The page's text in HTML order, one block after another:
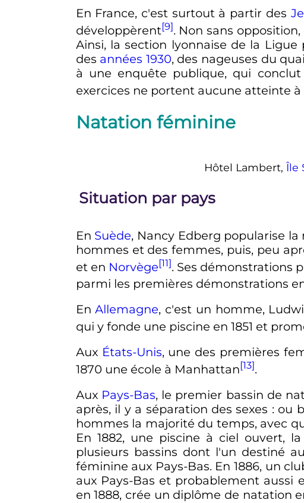
En France, c'est surtout à partir des
développèrent[9]. Non sans
Ainsi, la section lyonnaise de la
des années 1930, des nageuses du
à une enquête publique, qui
exercices ne portent aucune atteinte
Natation féminine
Hôtel Lambert, Île
Situation par pays
En Suède, Nancy Edberg popularise
hommes et des femmes, puis, peu
et en Norvège[11]. Ses démonstrations
parmi les premières démonstrations
EnAllemagne, c'est un homme,
qui y fonde une piscine en 1851 et
Aux États-Unis, une des premières
1870 une école à Manhattan[13].
Aux Pays-Bas, le premier bassin de
après, il y a séparation des sexes : ou
hommes la majorité du temps, avec
En 1882, une piscine à ciel ouvert,
plusieurs bassins dont l'un destiné
féminine aux Pays-Bas. En 1886, un
aux Pays-Bas et probablement aussi
en 1888, crée un diplôme de natation